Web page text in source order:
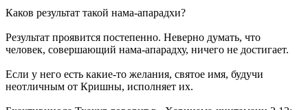
Каков результат такой нама-апарадхи?
Результат проявится постепенно. Неверно думать, что
человек, совершающий нама-апарадху, ничего не достигает.
Если у него есть какие-то желания, святое имя, будучи
неотличным от Кришны, исполняет их.